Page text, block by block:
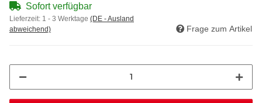
Sofort verfügbar
Lieferzeit: 1 - 3 Werktage (DE - Ausland
abweichend)
Frage zum Artikel